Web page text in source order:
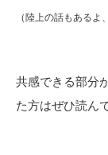
（陸上の話もあるよ
共感できる部分
た方はぜひ読ん